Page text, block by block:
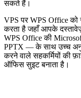
सकते हैं।
VPS पर WPS Office को
करता है जहाँ आपके
WPS Office की
PPTX — के साथ उच्च
करने वाले सहकर्मियों की
ऑफिस सुइट बनाता है।